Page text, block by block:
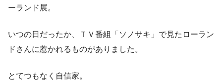
ーランド展。
いつの日だったか、ＴＶ番組「ソノサキ」で見たローラン
ドさんに惹かれるものがありました。
とてつもなく自信家。